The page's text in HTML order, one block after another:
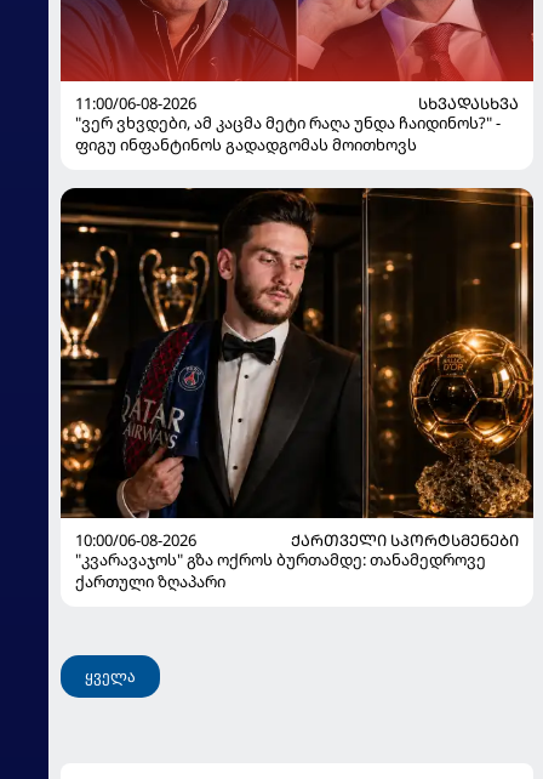
11:00/06-08-2026
ᲡᲮᲕᲐᲓᲐᲡᲮᲕᲐ
"ვერ ვხვდები, ამ კაცმა მეტი რაღა უნდა ჩაიდინოს?" -
ფიგუ ინფანტინოს გადადგომას მოითხოვს
10:00/06-08-2026
ᲥᲐᲠᲗᲕᲔᲚᲘ ᲡᲞᲝᲠᲢᲡᲛᲔᲜᲔᲑᲘ
"კვარავაჯოს" გზა ოქროს ბურთამდე: თანამედროვე
ქართული ზღაპარი
ყველა